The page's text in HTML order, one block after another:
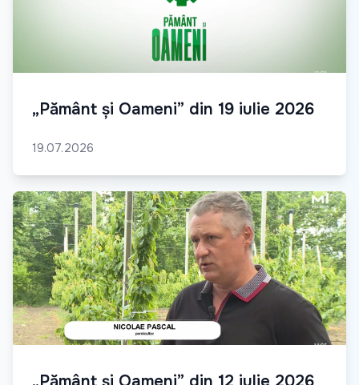
„Pământ și Oameni” din 19 iulie 2026
19.07.2026